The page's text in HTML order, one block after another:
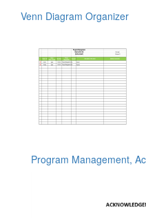
Venn Diagram Organizer
Program Management,